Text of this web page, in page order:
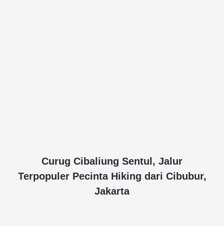
Curug Cibaliung Sentul, Jalur
Terpopuler Pecinta Hiking dari Cibubur,
Jakarta